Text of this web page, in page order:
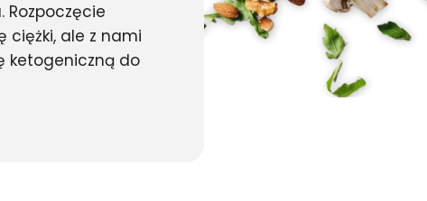
Rozpoczęcie
ciężki, ale z nami
ketogeniczną do